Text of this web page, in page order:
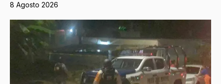
8 Agosto 2026